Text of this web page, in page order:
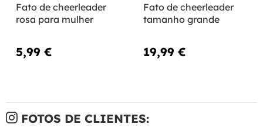
Fato de cheerleader
rosa para mulher
5,99 €
Fato de cheerleader
tamanho grande
19,99 €
FOTOS DE CLIENTES: